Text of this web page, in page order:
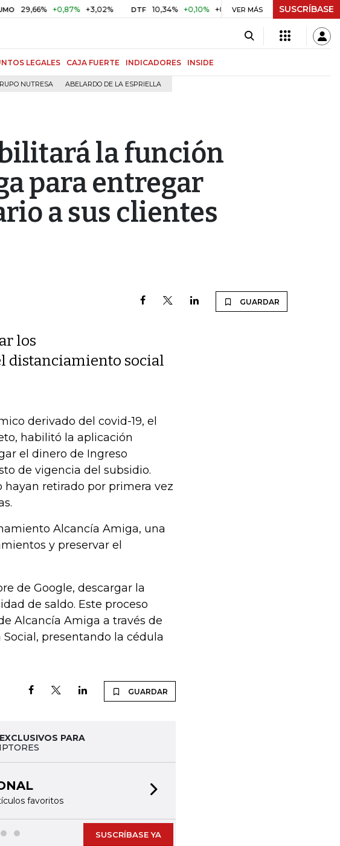
+0,87% +3,02% DTF 10,34% +0,10% +0,98% UVR $ 416,96 +$ 0,05
VER MÁS SUSCRÍBASE
LEGALES CAJA FUERTE INDICADORES INSIDE
NUTRESA ABELARDO DE LA ESPRIELLA
la función
para entregar
a sus clientes
GUARDAR
los
distanciamiento social
derivado del covid-19, el
habilitó la aplicación
el dinero de Ingreso
de vigencia del subsidio.
hayan retirado por primera vez
Alcancía Amiga, una
y preservar el
de Google, descargar la
de saldo. Este proceso
Alcancía Amiga a través de
presentando la cédula
GUARDAR
PARA
favoritos
SUSCRÍBASE YA